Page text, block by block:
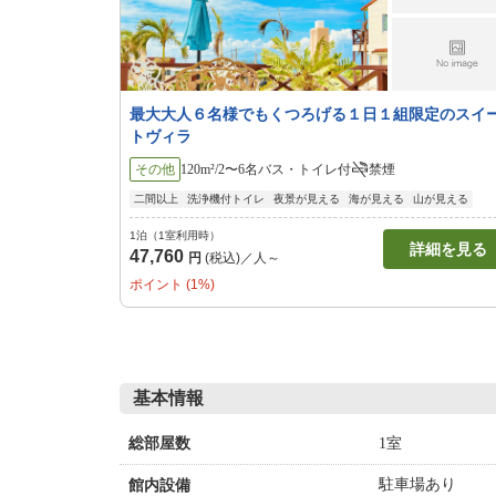
最大大人６名様でもくつろげる１日１組限定のスイ
トヴィラ
その他 120m²/2〜6名バス・トイレ付 禁煙
二間以上 洗浄機付トイレ 夜景が見える 海が見える 山が見える
1泊（1室利用時）
47,760 円 (税込)／人～ 詳細を見る
ポイント (1%)
基本情報
総部屋数 1室
館内設備 駐車場あり